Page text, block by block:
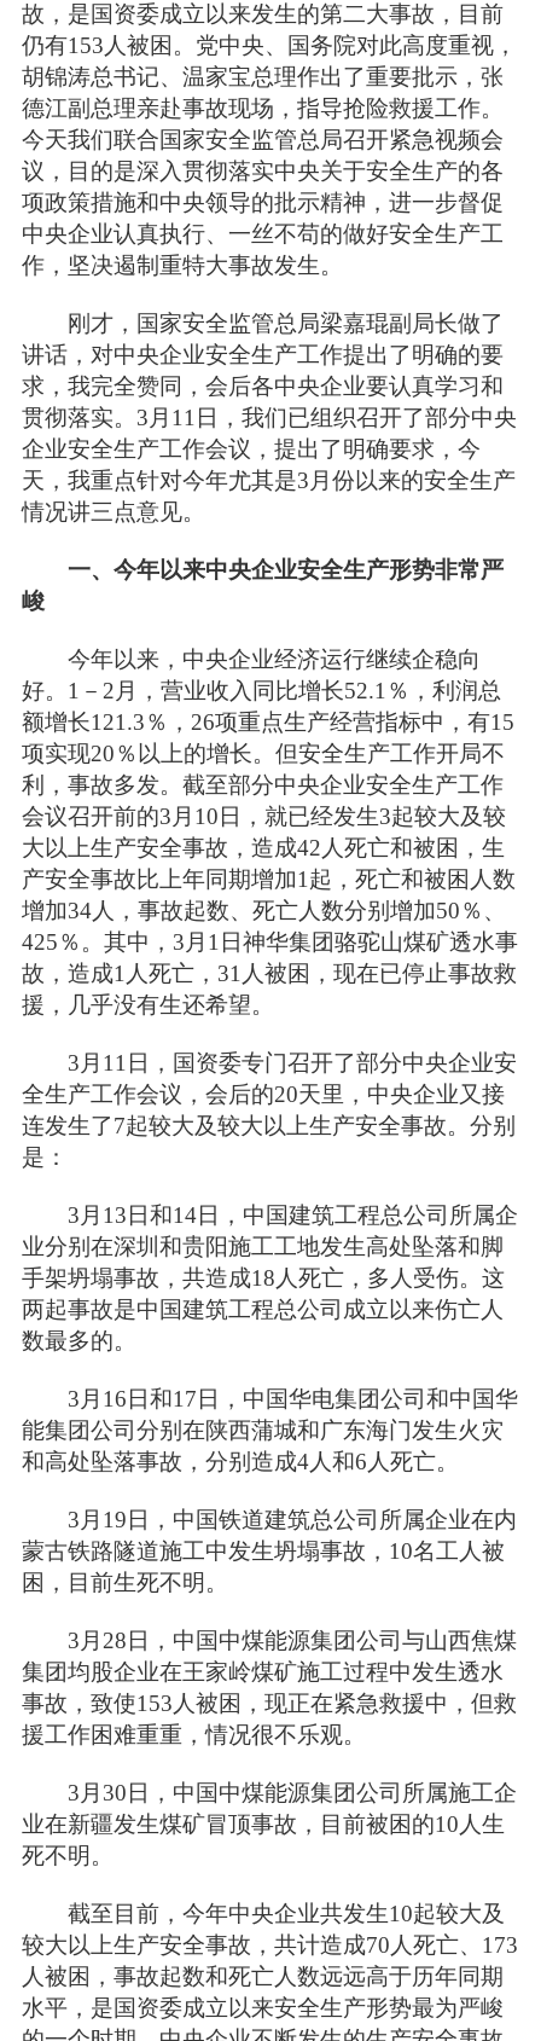
故，是国资委成立以来发生的第二大事故，目前
仍有153人被困。党中央、国务院对此高度重视，
胡锦涛总书记、温家宝总理作出了重要批示，张
德江副总理亲赴事故现场，指导抢险救援工作。
今天我们联合国家安全监管总局召开紧急视频会
议，目的是深入贯彻落实中央关于安全生产的各
项政策措施和中央领导的批示精神，进一步督促
中央企业认真执行、一丝不苟的做好安全生产工
作，坚决遏制重特大事故发生。
刚才，国家安全监管总局梁嘉琨副局长做了
讲话，对中央企业安全生产工作提出了明确的要
求，我完全赞同，会后各中央企业要认真学习和
贯彻落实。3月11日，我们已组织召开了部分中央
企业安全生产工作会议，提出了明确要求，今
天，我重点针对今年尤其是3月份以来的安全生产
情况讲三点意见。
一、今年以来中央企业安全生产形势非常严
峻
今年以来，中央企业经济运行继续企稳向
好。1－2月，营业收入同比增长52.1％，利润总
额增长121.3％，26项重点生产经营指标中，有15
项实现20％以上的增长。但安全生产工作开局不
利，事故多发。截至部分中央企业安全生产工作
会议召开前的3月10日，就已经发生3起较大及较
大以上生产安全事故，造成42人死亡和被困，生
产安全事故比上年同期增加1起，死亡和被困人数
增加34人，事故起数、死亡人数分别增加50％、
425％。其中，3月1日神华集团骆驼山煤矿透水事
故，造成1人死亡，31人被困，现在已停止事故救
援，几乎没有生还希望。
3月11日，国资委专门召开了部分中央企业安
全生产工作会议，会后的20天里，中央企业又接
连发生了7起较大及较大以上生产安全事故。分别
是：
3月13日和14日，中国建筑工程总公司所属企
业分别在深圳和贵阳施工工地发生高处坠落和脚
手架坍塌事故，共造成18人死亡，多人受伤。这
两起事故是中国建筑工程总公司成立以来伤亡人
数最多的。
3月16日和17日，中国华电集团公司和中国华
能集团公司分别在陕西蒲城和广东海门发生火灾
和高处坠落事故，分别造成4人和6人死亡。
3月19日，中国铁道建筑总公司所属企业在内
蒙古铁路隧道施工中发生坍塌事故，10名工人被
困，目前生死不明。
3月28日，中国中煤能源集团公司与山西焦煤
集团均股企业在王家岭煤矿施工过程中发生透水
事故，致使153人被困，现正在紧急救援中，但救
援工作困难重重，情况很不乐观。
3月30日，中国中煤能源集团公司所属施工企
业在新疆发生煤矿冒顶事故，目前被困的10人生
死不明。
截至目前，今年中央企业共发生10起较大及
较大以上生产安全事故，共计造成70人死亡、173
人被困，事故起数和死亡人数远远高于历年同期
水平，是国资委成立以来安全生产形势最为严峻